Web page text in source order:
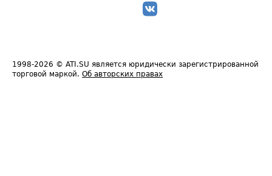
1998-2026 © ATI.SU является юридически зарегистрированной
торговой маркой. Об авторских правах